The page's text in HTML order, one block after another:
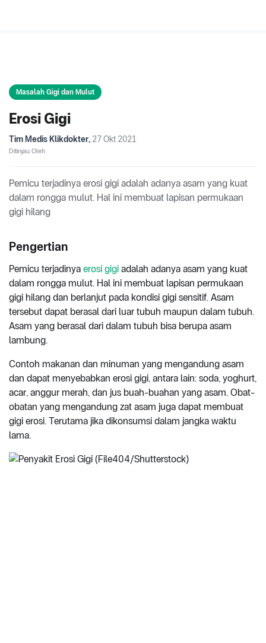
Masalah Gigi dan Mulut
Erosi Gigi
Tim Medis Klikdokter, 27 Okt 2021
Ditinjau Oleh
Pemicu terjadinya erosi gigi adalah adanya asam yang kuat
dalam rongga mulut. Hal ini membuat lapisan permukaan
gigi hilang
Pengertian
Pemicu terjadinya erosi gigi adalah adanya asam yang kuat
dalam rongga mulut. Hal ini membuat lapisan permukaan
gigi hilang dan berlanjut pada kondisi gigi sensitif. Asam
tersebut dapat berasal dari luar tubuh maupun dalam tubuh.
Asam yang berasal dari dalam tubuh bisa berupa asam
lambung.
Contoh makanan dan minuman yang mengandung asam
dan dapat menyebabkan erosi gigi, antara lain: soda, yoghurt,
acar, anggur merah, dan jus buah-buahan yang asam. Obat-
obatan yang mengandung zat asam juga dapat membuat
gigi erosi. Terutama jika dikonsumsi dalam jangka waktu
lama.